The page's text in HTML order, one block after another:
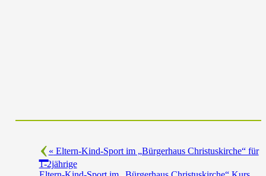
« Eltern-Kind-Sport im „Bürgerhaus Christuskirche“ für
1-2jährige